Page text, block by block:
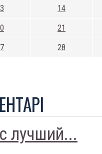
14
21
28
лучший...